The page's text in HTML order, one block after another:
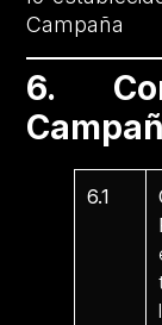
Campaña
6.
6.1